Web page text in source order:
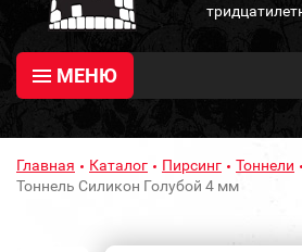
МЕНЮ
Главная Каталог Пирсинг
Тоннели
Тоннель Силикон Голубой 4 мм